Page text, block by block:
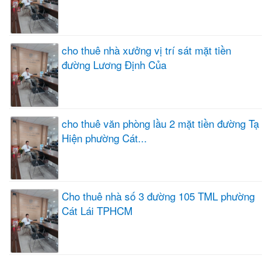
cho thuê nhà xưởng vị trí sát mặt tiền
đường Lương Định Của
cho thuê văn phòng lầu 2 mặt tiền đường Tạ
Hiện phường Cát...
Cho thuê nhà số 3 đường 105 TML phường
Cát Lái TPHCM